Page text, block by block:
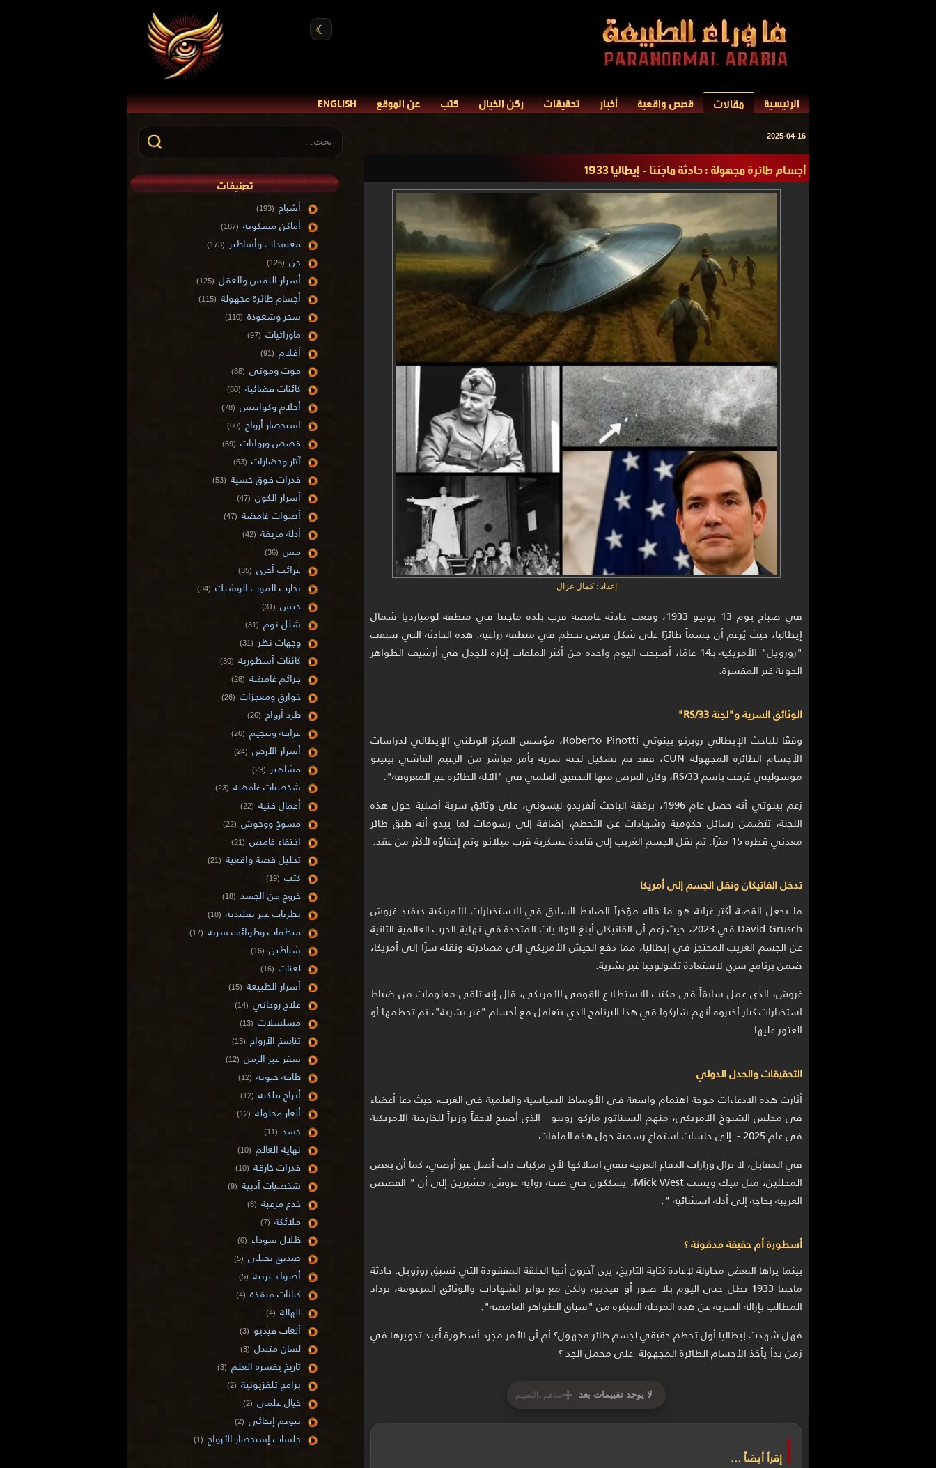
☾
الرئيسية مقالات قصص واقعية أخبار تحقيقات ركن الخيال كتب عن الموقع ENGLISH
2025-04-16
أجسام طائرة مجهولة : حادثة ماجنتا - إيطاليا 1933
إعداد : كمال غزال
في صباح يوم 13 يونيو 1933، وقعت حادثة غامضة قرب بلدة ماجنتا في منطقة لومبارديا شمال
إيطاليا، حيث يُزعم أن جسماً طائرًا على شكل قرص تحطم في منطقة زراعية. هذه الحادثة التي سبقت
"روزويل" الأمريكية بـ14 عامًا، أصبحت اليوم واحدة من أكثر الملفات إثارة للجدل في أرشيف الظواهر
الجوية غير المفسرة.
الوثائق السرية و"لجنة RS/33"
وفقًا للباحث الإيطالي روبرتو بينوتي Roberto Pinotti، مؤسس المركز الوطني الإيطالي لدراسات
الأجسام الطائرة المجهولة CUN، فقد تم تشكيل لجنة سرية بأمر مباشر من الزعيم الفاشي بينيتو
موسوليني عُرفت باسم RS/33، وكان الغرض منها التحقيق العلمي في "الآلة الطائرة غير المعروفة".
زعم بينوتي أنه حصل عام 1996، برفقة الباحث ألفريدو ليسوني، على وثائق سرية أصلية حول هذه
اللجنة، تتضمن رسائل حكومية وشهادات عن التحطم، إضافة إلى رسومات لما يبدو أنه طبق طائر
معدني قطره 15 مترًا. تم نقل الجسم الغريب إلى قاعدة عسكرية قرب ميلانو وتم إخفاؤه لأكثر من عقد.
تدخل الفاتيكان ونقل الجسم إلى أمريكا
ما يجعل القصة أكثر غرابة هو ما قاله مؤخراً الضابط السابق في الاستخبارات الأمريكية ديفيد غروش
David Grusch في 2023، حيث زعم أن الفاتيكان أبلغ الولايات المتحدة في نهاية الحرب العالمية الثانية
عن الجسم الغريب المحتجز في إيطاليا، مما دفع الجيش الأمريكي إلى مصادرته ونقله سرًا إلى أمريكا،
ضمن برنامج سري لاستعادة تكنولوجيا غير بشرية.
غروش، الذي عمل سابقاً في مكتب الاستطلاع القومي الأمريكي، قال إنه تلقى معلومات من ضباط
استخبارات كبار أخبروه أنهم شاركوا في هذا البرنامج الذي يتعامل مع أجسام "غير بشرية"، تم تحطمها أو
العثور عليها.
التحقيقات والجدل الدولي
أثارت هذه الادعاءات موجة اهتمام واسعة في الأوساط السياسية والعلمية في الغرب، حيث دعا أعضاء
في مجلس الشيوخ الأمريكي، منهم السيناتور ماركو روبيو - الذي أصبح لاحقاً وزيراً للخارجية الأمريكية
في عام 2025 - إلى جلسات استماع رسمية حول هذه الملفات.
في المقابل، لا تزال وزارات الدفاع الغربية تنفي امتلاكها لأي مركبات ذات أصل غير أرضي، كما أن بعض
المحللين، مثل ميك ويست Mick West، يشككون في صحة رواية غروش، مشيرين إلى أن " القصص
الغريبة بحاجة إلى أدلة استثنائية ".
أسطورة أم حقيقة مدفونة ؟
بينما يراها البعض محاولة لإعادة كتابة التاريخ، يرى آخرون أنها الحلقة المفقودة التي تسبق روزويل. حادثة
ماجنتا 1933 تظل حتى اليوم بلا صور أو فيديو، ولكن مع تواتر الشهادات والوثائق المزعومة، تزداد
المطالب بإزالة السرية عن هذه المرحلة المبكرة من "سباق الظواهر الغامضة".
فهل شهدت إيطاليا أول تحطم حقيقي لجسم طائر مجهول؟ أم أن الأمر مجرد أسطورة أُعيد تدويرها في
زمن بدأ يأخذ الأجسام الطائرة المجهولة على محمل الجد ؟
لا يوجد تقييمات بعد +ساهم بالتقييم
إقرأ أيضاً ...
تصنيفات
أشباح (193)
أماكن مسكونة (187)
معتقدات وأساطير (173)
جن (126)
أسرار النفس والعقل (125)
أجسام طائرة مجهولة (115)
سحر وشعوذة (110)
ماورائيات (97)
أفلام (91)
موت وموتى (88)
كائنات فضائية (80)
أحلام وكوابيس (78)
استحضار أرواح (60)
قصص وروايات (59)
آثار وحضارات (53)
قدرات فوق حسية (53)
أسرار الكون (47)
أصوات غامضة (47)
أدلة مزيفة (42)
مس (36)
غرائب أخرى (35)
تجارب الموت الوشيك (34)
جنس (31)
شلل نوم (31)
وجهات نظر (31)
كائنات أسطورية (30)
جرائم غامضة (28)
خوارق ومعجزات (26)
طرد أرواح (26)
عرافة وتنجيم (26)
أسرار الأرض (24)
مشاهير (23)
شخصيات غامضة (23)
أعمال فنية (22)
مسوخ ووحوش (22)
اختفاء غامض (21)
تحليل قصة واقعية (21)
كتب (19)
خروج من الجسد (18)
نظريات غير تقليدية (18)
منظمات وطوائف سرية (17)
شياطين (16)
لعنات (16)
أسرار الطبيعة (15)
علاج روحاني (14)
مسلسلات (13)
تناسخ الأرواح (13)
سفر عبر الزمن (12)
طاقة حيوية (12)
أبراج فلكية (12)
ألغاز محلولة (12)
حسد (11)
نهاية العالم (10)
قدرات خارقة (10)
شخصيات أدبية (9)
خدع مرعبة (8)
ملائكة (7)
ظلال سوداء (6)
صديق تخيلي (5)
أضواء غريبة (5)
كيانات منقذة (4)
الهالة (4)
ألعاب فيديو (3)
لسان متبدل (3)
تاريخ يفسره العلم (3)
برامج تلفزيونية (2)
خيال علمي (2)
تنويم إيحائي (2)
جلسات إستحضار الأرواح (1)